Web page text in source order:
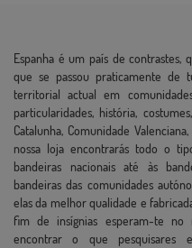
Espanha é um país de
que se passou praticamente de
territorial actual em
particularidades, história,
Catalunha, Comunidade
nossa loja encontrarás todo o
bandeiras nacionais até às
bandeiras das comunidades
elas da melhor qualidade e
fim de insígnias esperam-te no
encontrar o que pesquisares